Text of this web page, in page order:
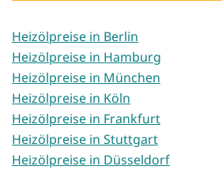
Heizölpreise in Berlin
Heizölpreise in Hamburg
Heizölpreise in München
Heizölpreise in Köln
Heizölpreise in Frankfurt
Heizölpreise in Stuttgart
Heizölpreise in Düsseldorf